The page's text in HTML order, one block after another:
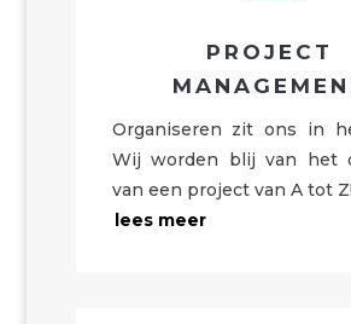
PROJECT
Organiseren zit ons in
Wij worden blij van het
van een project van A tot Z!
lees meer